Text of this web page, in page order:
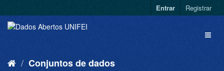
Entrar Registrar
Conjuntos de dados